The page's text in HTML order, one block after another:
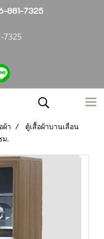
881-7325
7325
ผ้า
ตู้เสื้อผ้าบานเลื่อน
ม.